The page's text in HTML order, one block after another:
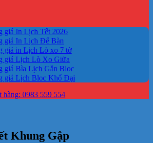
giá In Lịch Tết 2026
giá In Lịch Để Bàn
giá in Lịch Lò xo 7 tờ
giá Lịch Lò Xo Giữa
giá Bìa Lịch Gắn Bloc
giá Lịch Bloc Khổ Đại
0983 559 554
Khung Gập